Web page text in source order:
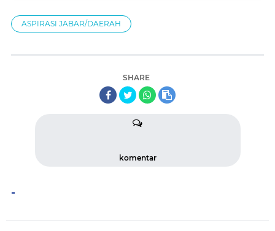
ASPIRASI JABAR/DAERAH
SHARE
komentar
-